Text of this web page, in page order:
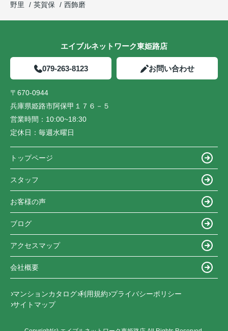
野里
英賀保 西飾磨
エイブルネットワーク東姫路店
079-263-8123 お問い合わせ
〒670-0944
兵庫県姫路市阿保甲１７６－５
営業時間： 10:00~18:30
定休日： 毎週水曜日
トップページ
スタッフ
お客様の声
ブログ
アクセスマップ
会社概要
マンションカタログ 利用規約 プライバシーポリシー
サイトマップ